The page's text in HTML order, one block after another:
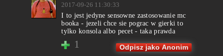
2017-09-26 11:30:33
I to jest jedyne sensowne zastosowanie mc
booka - jezeli chce sie pograc w gierki to
tylko konsola albo pecet - taka prawda
1 Odpisz jako Anonim